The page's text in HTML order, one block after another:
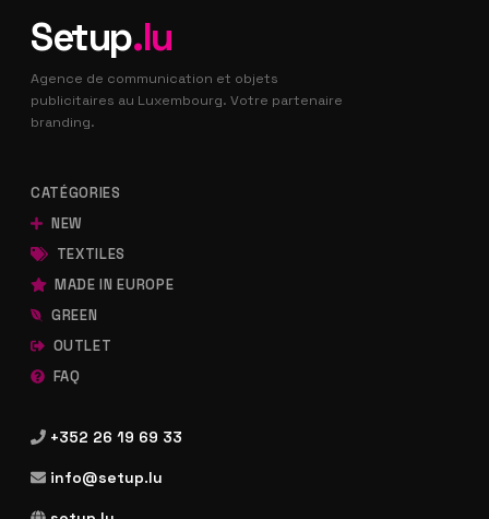
Setup.lu
Agence de communication et objets
publicitaires au Luxembourg. Votre partenaire
branding.
CATÉGORIES
NEW
TEXTILES
MADE IN EUROPE
GREEN
OUTLET
FAQ
+352 26 19 69 33
info@setup.lu